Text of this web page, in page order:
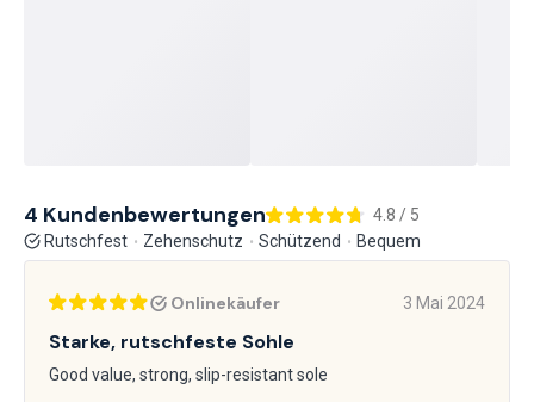
4 Kundenbewertungen
4.8 / 5
Rutschfest
Zehenschutz Schützend Bequem
Onlinekäufer 3 Mai 2024
Starke, rutschfeste Sohle
Good value, strong, slip-resistant sole